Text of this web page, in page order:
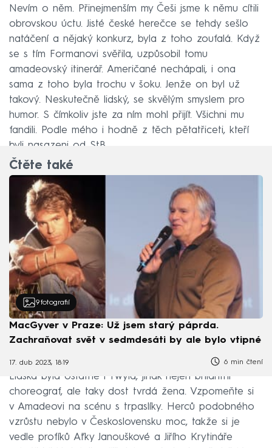
Nevím o něm. Přinejmenším my Češi jsme k němu cítili
obrovskou úctu. Jisté české herečce se tehdy sešlo
natáčení a nějaký konkurz, byla z toho zoufalá. Když
se s tím Formanovi svěřila, uzpůsobil tomu
amadeovský itinerář. Američané nechápali, i ona
sama z toho byla trochu v šoku. Jenže on byl už
takový. Neskutečně lidský, se skvělým smyslem pro
humor. S čímkoliv jste za ním mohl přijít. Všichni mu
fandili. Podle mého i hodně z těch pětatřiceti, kteří
byli nasazeni od StB.
Čtěte také
9 fotografií
MacGyver v Praze: Už jsem starý páprda.
Zachraňovat svět v sedmdesáti by ale bylo vtipné
17. dub 2023, 18:19 6 min čtení
Lidská byla ostatně i Twyla, jinak nejen brilantní
choreograf, ale taky dost tvrdá žena. Vzpomeňte si
v Amadeovi na scénu s trpaslíky. Herců podobného
vzrůstu nebylo v Československu moc, takže si je
vedle profíků Aťky Janouškové a Jiřího Krytináře